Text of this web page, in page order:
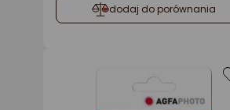
dodaj do porównania